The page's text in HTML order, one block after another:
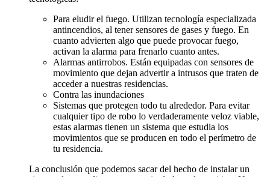
Para eludir el fuego. Utilizan tecnología especializada
antincendios, al tener sensores de gases y fuego. En
cuanto advierten algo que puede provocar fuego,
activan la alarma para frenarlo cuanto antes.
Alarmas antirrobos. Están equipadas con sensores de
movimiento que dejan advertir a intrusos que traten de
acceder a nuestras residencias.
Contra las inundaciones
Sistemas que protegen todo tu alrededor. Para evitar
cualquier tipo de robo lo verdaderamente veloz viable,
estas alarmas tienen un sistema que estudia los
movimientos que se producen en todo el perímetro de
tu residencia.
La conclusión que podemos sacar del hecho de instalar un